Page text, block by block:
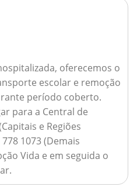
oferecemos o
escolar e remoção
período coberto.
para a Central de
e Regiões
1073 (Demais
Vida e em seguida o